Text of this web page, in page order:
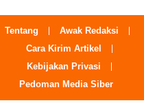
Tentang
Awak Redaksi
Cara Kirim Artikel
Kebijakan Privasi
Pedoman Media Siber